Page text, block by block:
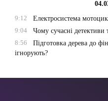
9:12
Електросистема
9:04
Чому сучасні детективи
8:56
Підготовка дерева до
ігнорують?